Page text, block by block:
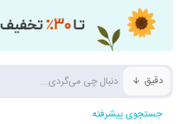
دقیق
جستجوی پیشرفته